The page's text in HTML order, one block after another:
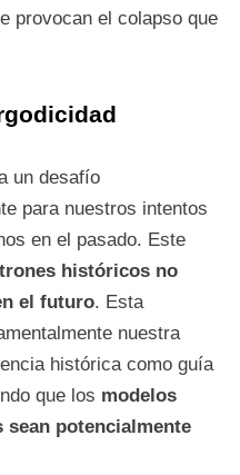
provocan el colapso que
un desafío
para nuestros intentos
en el pasado. Este
históricos no
el futuro. Esta
nuestra
histórica como guía
que los modelos
sean potencialmente